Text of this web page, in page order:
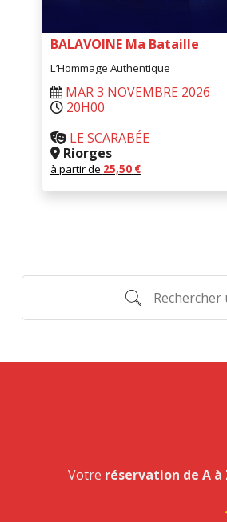
RÉSERVER
BALAVOINE Ma Bataille
L’Hommage Authentique
MAR 3 NOVEMBRE 2026
20H00
LE SCARABÉE
Riorges
à partir de 25,50 €
Rechercher
un
Votre réservation de A